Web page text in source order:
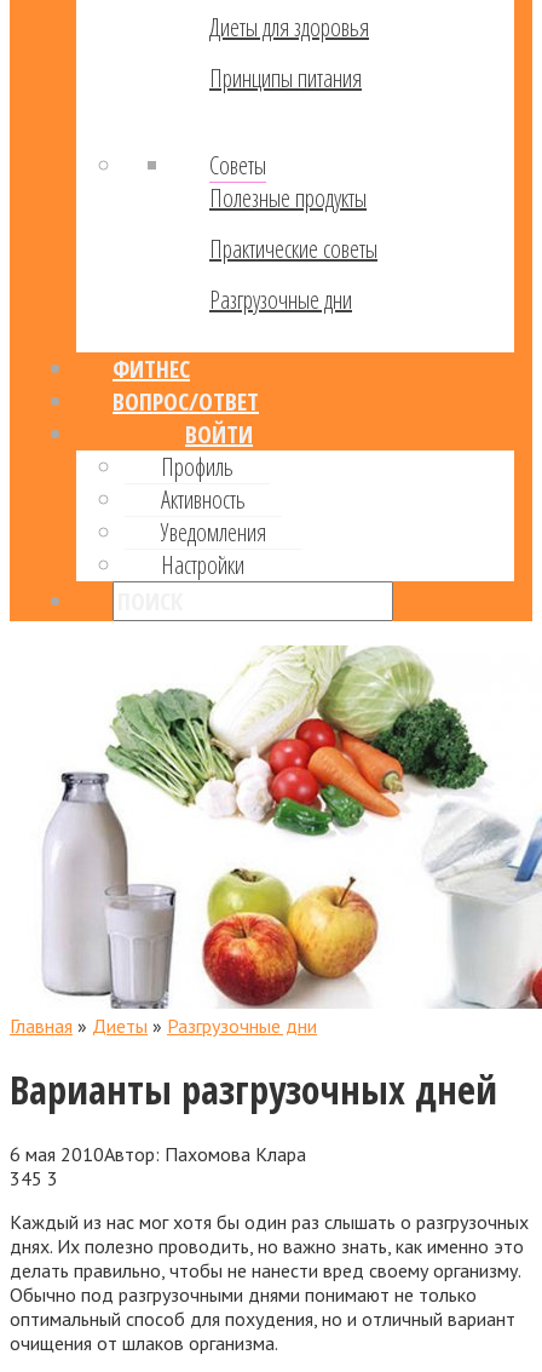
Диеты для здоровья
Принципы питания
Советы
Полезные продукты
Практические советы
Разгрузочные дни
ФИТНЕС
ВОПРОС/ОТВЕТ
ВОЙТИ
Профиль
Активность
Уведомления
Настройки
Главная » Диеты » Разгрузочные дни
Варианты разгрузочных дней
6 мая 2010Автор: Пахомова Клара
345 3
Каждый из нас мог хотя бы один раз слышать о разгрузочных
днях. Их полезно проводить, но важно знать, как именно это
делать правильно, чтобы не нанести вред своему организму.
Обычно под разгрузочными днями понимают не только
оптимальный способ для похудения, но и отличный вариант
очищения от шлаков организма.